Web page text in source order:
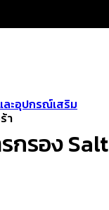
ตะกร้า
า
ละอุปกรณ์เสริม
กรอง Salt